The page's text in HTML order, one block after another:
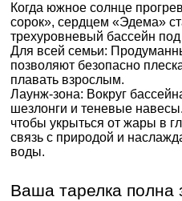
Когда южное солнце
сорок», сердцем «Эдема»
трехуровневый бассейн
Для всей семьи:
позволяют безопасно
плавать взрослым.
Лаунж-зона: Вокруг
шезлонги и теневые
чтобы укрыться от жары в
связь с природой и
воды.
Ваша тарелка полна